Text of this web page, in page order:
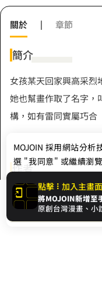
開始閱讀
關於 | 章節
簡介
女孩某天回家興高采烈
她也幫畫作取了名字，
構，如有雷同實屬巧合
作者
Vanessa帆妮莎
點擊 加入主畫面
將MOJOIN新增至
原創台灣漫畫、小
MOJOIN 採用網站分析
選 "我同意" 或繼續瀏
Cookie，欲瞭解更多資